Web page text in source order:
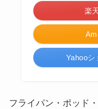
楽
Yahooシ
フライパン・ポッド